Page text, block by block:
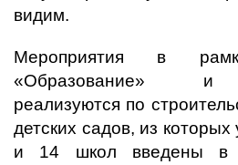
видим.
Мероприятия в
«Образование» и
реализуются по
детских садов, из
и 14 школ введены в